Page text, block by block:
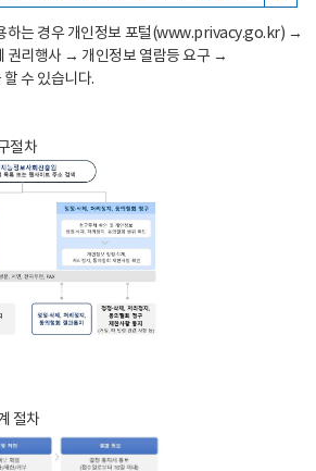
하는 경우 개인정보 포털(www.privacy.go.kr) →
권리행사 → 개인정보 열람등 요구 →
수 있습니다.
절차
절차